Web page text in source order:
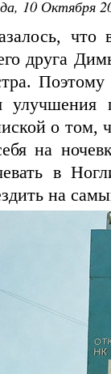
10 Октября
друга
улучшения
о том,
на
в
на